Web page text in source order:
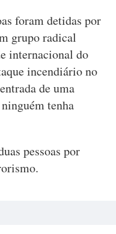
foram detidas por
grupo radical
internacional do
incendiário no
de uma
tenha
pessoas por